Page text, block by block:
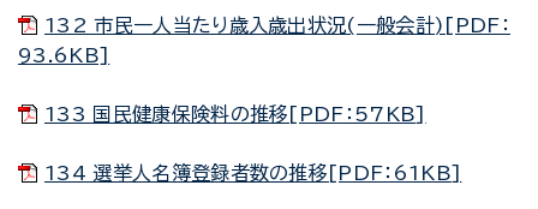
132 市民一人当たり歳入歳出状況(一般会計)[PDF：
93.6KB]
133 国民健康保険料の推移[PDF：57KB]
134 選挙人名簿登録者数の推移[PDF：61KB]